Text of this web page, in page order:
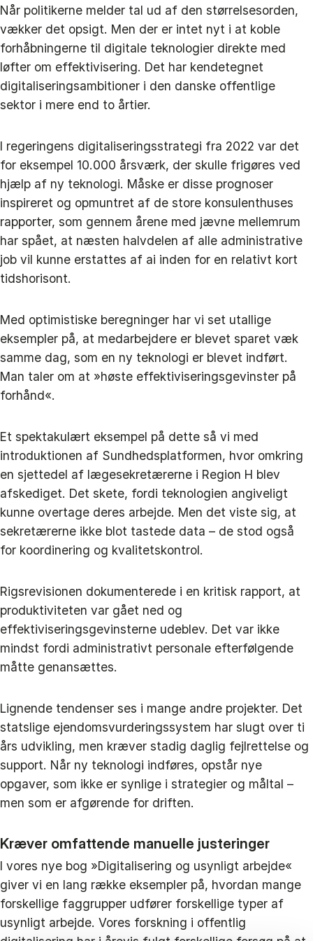
Når politikerne melder tal ud af den størrelsesorden,
vækker det opsigt. Men der er intet nyt i at koble
forhåbningerne til digitale teknologier direkte med
løfter om effektivisering. Det har kendetegnet
digitaliseringsambitioner i den danske offentlige
sektor i mere end to årtier.
I regeringens digitaliseringsstrategi fra 2022 var det
for eksempel 10.000 årsværk, der skulle frigøres ved
hjælp af ny teknologi. Måske er disse prognoser
inspireret og opmuntret af de store konsulenthuses
rapporter, som gennem årene med jævne mellemrum
har spået, at næsten halvdelen af alle administrative
job vil kunne erstattes af ai inden for en relativt kort
tidshorisont.
Med optimistiske beregninger har vi set utallige
eksempler på, at medarbejdere er blevet sparet væk
samme dag, som en ny teknologi er blevet indført.
Man taler om at »høste effektiviseringsgevinster på
forhånd«.
Et spektakulært eksempel på dette så vi med
introduktionen af Sundhedsplatformen, hvor omkring
en sjettedel af lægesekretærerne i Region H blev
afskediget. Det skete, fordi teknologien angiveligt
kunne overtage deres arbejde. Men det viste sig, at
sekretærerne ikke blot tastede data – de stod også
for koordinering og kvalitetskontrol.
Rigsrevisionen dokumenterede i en kritisk rapport, at
produktiviteten var gået ned og
effektiviseringsgevinsterne udeblev. Det var ikke
mindst fordi administrativt personale efterfølgende
måtte genansættes.
Lignende tendenser ses i mange andre projekter. Det
statslige ejendomsvurderingssystem har slugt over ti
års udvikling, men kræver stadig daglig fejlrettelse og
support. Når ny teknologi indføres, opstår nye
opgaver, som ikke er synlige i strategier og måltal –
men som er afgørende for driften.
Kræver omfattende manuelle justeringer
I vores nye bog »Digitalisering og usynligt arbejde«
giver vi en lang række eksempler på, hvordan mange
forskellige faggrupper udfører forskellige typer af
usynligt arbejde. Vores forskning i offentlig